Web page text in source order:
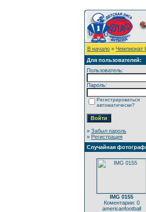
В начало » Чемпионат
Для пользователей:
Пользователь:
Пароль:
Регистрироваться
автоматически?
» Забыл пароль
» Регистрация
Случайная
IMG 0155
Коментарии: 0
americanfootball